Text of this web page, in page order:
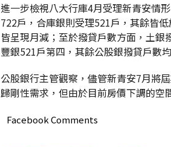
進一步檢視八大行庫4月受理新青安情
722戶，合庫銀則受理521戶，其餘皆
皆呈現月減；至於撥貸戶數方面，土
豐銀521戶第四，其餘公股銀撥貸戶數
公股銀行主管觀察，儘管新青安7月將
歸剛性需求，但由於目前房價下調的空
Facebook Comments